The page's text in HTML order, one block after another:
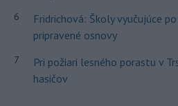
6
Fridrichová: Školy vyučujúce
pripravené osnovy
7
Pri požiari lesného porastu v
hasičov